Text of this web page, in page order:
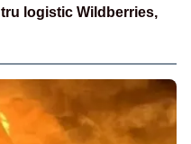
logistic Wildberries,